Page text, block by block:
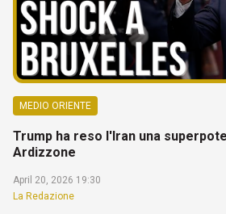
MEDIO ORIENTE
Trump ha reso l'Iran una
Ardizzone
April 20, 2026 19:30
La Redazione